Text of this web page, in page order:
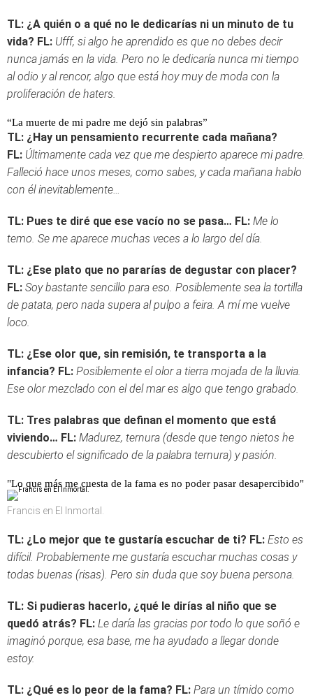
TL: ¿A quién o a qué no le dedicarías ni un minuto de tu
vida? FL: Ufff, si algo he aprendido es que no debes decir
nunca jamás en la vida. Pero no le dedicaría nunca mi tiempo
al odio y al rencor, algo que está hoy muy de moda con la
proliferación de haters.
“La muerte de mi padre me dejó sin palabras”
TL: ¿Hay un pensamiento recurrente cada mañana?
FL: Últimamente cada vez que me despierto aparece mi padre.
Falleció hace unos meses, como sabes, y cada mañana hablo
con él inevitablemente…
TL: Pues te diré que ese vacío no se pasa… FL: Me lo
temo. Se me aparece muchas veces a lo largo del día.
TL: ¿Ese plato que no pararías de degustar con placer?
FL: Soy bastante sencillo para eso. Posiblemente sea la tortilla
de patata, pero nada supera al pulpo a feira. A mí me vuelve
loco.
TL: ¿Ese olor que, sin remisión, te transporta a la
infancia? FL: Posiblemente el olor a tierra mojada de la lluvia.
Ese olor mezclado con el del mar es algo que tengo grabado.
TL: Tres palabras que definan el momento que está
viviendo… FL: Madurez, ternura (desde que tengo nietos he
descubierto el significado de la palabra ternura) y pasión.
"Lo que más me cuesta de la fama es no poder pasar desapercibido"
Francis en El Inmortal.
TL: ¿Lo mejor que te gustaría escuchar de ti? FL: Esto es
difícil. Probablemente me gustaría escuchar muchas cosas y
todas buenas (risas). Pero sin duda que soy buena persona.
TL: Si pudieras hacerlo, ¿qué le dirías al niño que se
quedó atrás? FL: Le daría las gracias por todo lo que soñó e
imaginó porque, esa base, me ha ayudado a llegar donde
estoy.
TL: ¿Qué es lo peor de la fama? FL: Para un tímido como